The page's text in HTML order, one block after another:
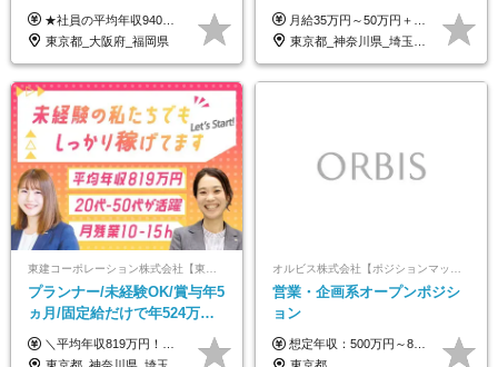
休み*年休123日以上*転職者全
員が収入UP
★社員の平均年収940万円（※2025年11月時点） ★転職者は全員収入アップを実現 ★入社半年で昇給した実績あり！ 【営業未経験】 月給35万8,000円～（固定残業代含む）＋インセンティブ ＋賞与年2回 【管理職候補】 月給40万円～100万円＋インセンティブ＋賞与年2回 ※固定残業代は、時間外労働の有無にかかわらず月25時間分（月5万8,000円～）を支給します。 ※上記を超える時間外労働分は、別途追加で支給します。 ＼月給額が高い理由について／ 当社が扱うのは、1件あたり100万円以上となる高単価な金融商品です。 そのため月給ベースも高く設定して社員に還元しています。 ＜試用期間中の給与＞※営業未経験の方 試用期間2カ月あり。 月給25万円＋営業手当5万円（資格取得後より日割り支給） ※残業代は別途全額支給します。 ※その他の待遇に差異はありません。 ★時短勤務も可能です ・7時間勤務：月給26万2,500円～＋インセンティブ＋賞与（年2回） ・6時間勤務：月給24万円～＋インセンティブ＋賞与（年2回） （時短勤務例）9:00-16:00、10:00-17:00など
東京都_大阪府_福岡県
クス可｜残業月平均10h以下｜
事業立ち上げメンバー
月給35万円～50万円＋交通費 ◎経験やスキルを考慮し、最大限優遇します ◎上記月給は固定残業代月40時間分(月10万9,375～)を含みます。残業時間が超過した場合はその分追加支給します ◎試用期間6カ月あり(給与や待遇は同じです)
東京都_神奈川県_埼玉県_千葉県_大阪府_愛知県_北海道_青森県_岩手県_宮城県_秋田県_山形県_福島県_茨城県_栃木県_群馬県_新潟県_山梨県_長野県_富山県_石川県_福井県_静岡県_岐阜県_三重県_兵庫県_京都府_滋賀県_奈良県_和歌山県_広島県_岡山県_鳥取県_島根県_山口県_徳島県_香川県_愛媛県_高知県_福岡県_熊本県_佐賀県_長崎県_大分県_宮崎県_鹿児島県_沖縄県
プランナー/未経験OK/賞与年5
ヵ月/固定給だけで年524万円
可能/二人に一人が年収700万
円/休めて稼げる
＼平均年収819万円！社員の最大年収3,131万円／ ＼2人に1人が年収700万円以上／ ＼5人に1人が年収1,000万円以上！／ 固定給だけで、年収524万円も可能！ インセンティブだけでなく固定給でもしっかり稼げる仕組みです！ 【入社初年度】 年収400万～550万円＋インセンティブ →月給26万3,000円～29万5,600円＋賞与年2回（基本給×約5ヵ月分※前年度実績）＋インセンティブ＋各種手当 【インセンティブ】 1物件着工で目安80万～200万円 ※建物の契約金額実績によります 【各種手当】 ・都市手当…月1万円～3万円（首都圏・東海圏・関西圏で弊社指定の事業所に勤務する方が対象） ・家族手当…配偶者：月1万円、子供1名につき：月5千円 ・資格手当…FP資格1級：月1万円、2級：月5千円、3級：月3千円 ・役職手当…昇進欄に詳細記載（主任補：月5千円→主任：月1万円…） 【その他】 ※上記月給には、固定残業代【47時間分（7万3,800円以上）】が含まれます ※月平均残業時間は14時間と少なめです（2023年度） ※固定残業代の時間数を超える時間外労働は追加で支給 但し、時間数を超える時間外労働が発生する場合もあります（特別条項付き協定締結済）
営業・企画系オープンポジシ
ョン
想定年収：500万円～800万円 ※ご経験やスキルに応じて決定します。 ※上記想定年収はあくまでも目安の金額であり、 選考を通じて上下する可能性があります。